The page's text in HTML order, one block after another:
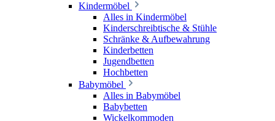
Kindermöbel
Alles in Kindermöbel
Kinderschreibtische & Stühle
Schränke & Aufbewahrung
Kinderbetten
Jugendbetten
Hochbetten
Babymöbel
Alles in Babymöbel
Babybetten
Wickelkommoden